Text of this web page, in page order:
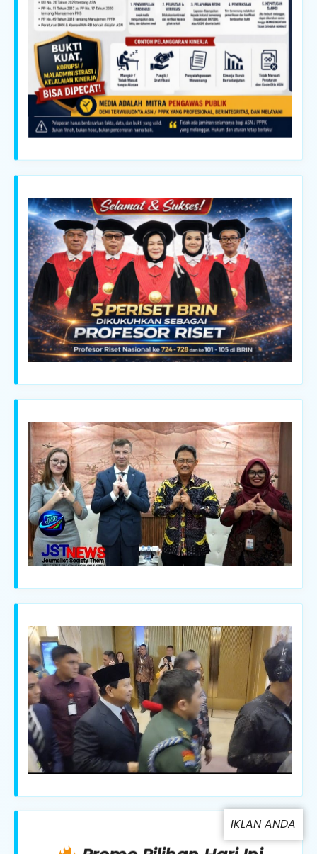
IKLAN ANDA